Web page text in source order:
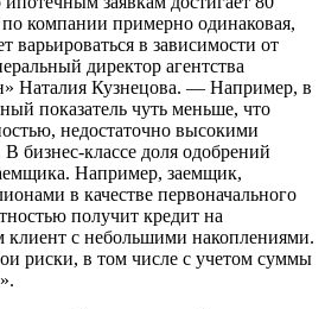
компании примерно одинаковая,
варьироваться в зависимости от
директор агентства
Наталия Кузнецова. — Например, в
показатель чуть меньше, что
недостаточно высокими
бизнес-классе доля одобрений
Например, заемщик,
в качестве первоначального
получит кредит на
клиент с небольшими накоплениями.
риски, в том числе с учетом суммы